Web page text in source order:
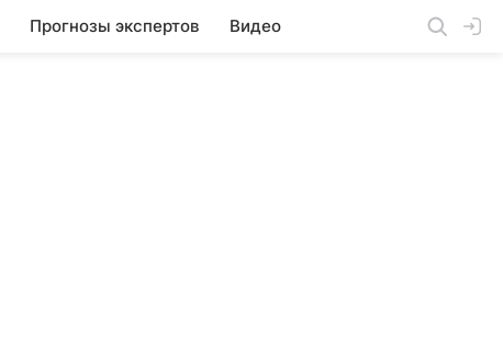
Прогнозы экспертов Видео